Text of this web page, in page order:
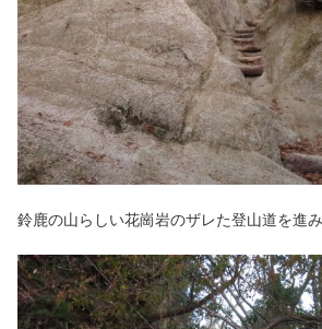
鈴鹿の山らしい花崗岩のザレた登山道を進み